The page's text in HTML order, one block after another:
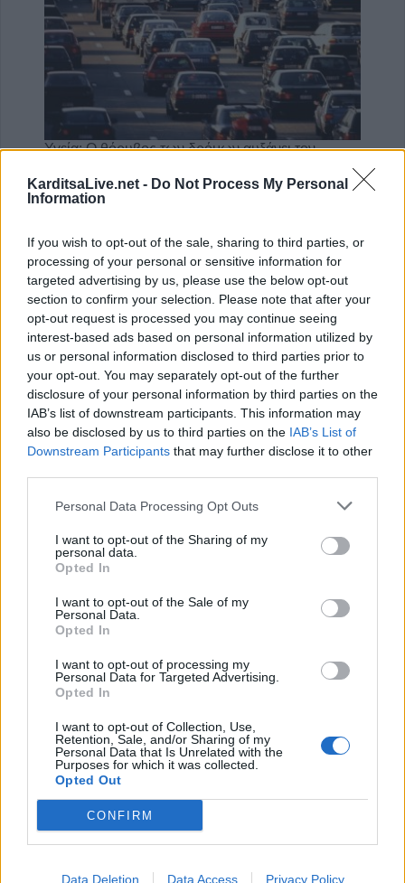
KarditsaLive.net - Do Not Process My Personal
Information
If you wish to opt-out of the sale, sharing to third parties, or
processing of your personal or sensitive information for
targeted advertising by us, please use the below opt-out
section to confirm your selection. Please note that after your
opt-out request is processed you may continue seeing
interest-based ads based on personal information utilized by
us or personal information disclosed to third parties prior to
your opt-out. You may separately opt-out of the further
disclosure of your personal information by third parties on the
IAB’s list of downstream participants. This information may
also be disclosed by us to third parties on the IAB’s List of
Downstream Participants that may further disclose it to other
Personal Data Processing Opt Outs
I want to opt-out of the Sharing of my
personal data.
Opted In
I want to opt-out of the Sale of my
Personal Data.
Opted In
I want to opt-out of processing my
Personal Data for Targeted Advertising.
Opted In
I want to opt-out of Collection, Use,
Retention, Sale, and/or Sharing of my
Personal Data that Is Unrelated with the
Purposes for which it was collected.
Opted Out
CONFIRM
Data Deletion Data Access Privacy Policy
Υγεία: Ο θόρυβος των δρόμων αυξάνει τον
21 Ιουλίου 2026, 10:18
του Αντιδημάρχου Αργιθέ…
20 Ιουλίου 2026, 11:29
ΠΟΕΔΗΝ: Στάση εργασίας στις 14 Ιουλίου για
την άρση της μονιμότητα…
7 Ιουλίου 2026, 13:23